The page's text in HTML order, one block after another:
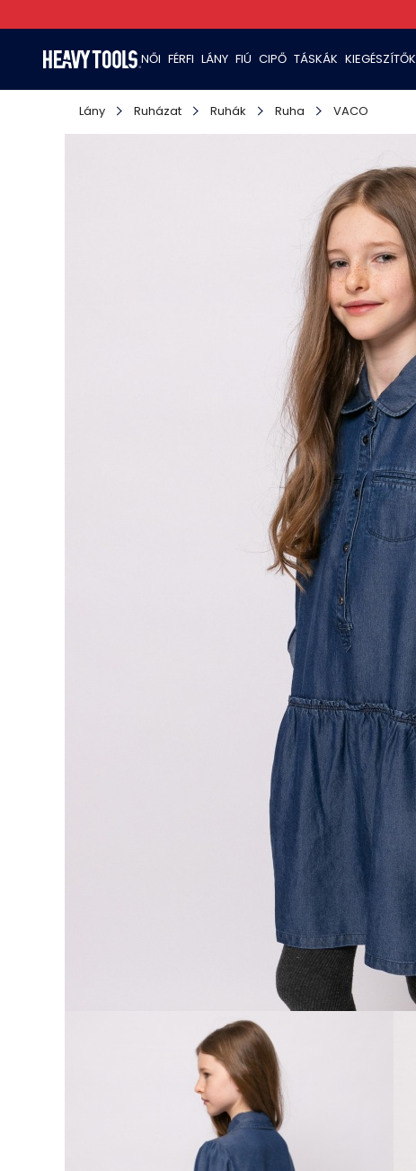
NŐI FÉRFI LÁNY FIÚ CIPŐ TÁSKÁK KIEGÉSZÍTŐK
Lány Ruházat Ruhák Ruha VACO